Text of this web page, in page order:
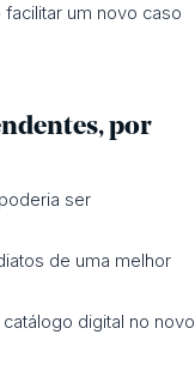
um novo caso
por
ser
de uma melhor
digital no novo